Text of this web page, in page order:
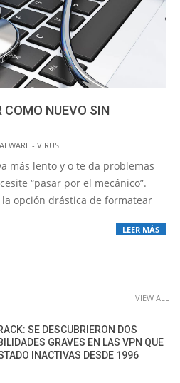
COMO NUEVO SIN
- VIRUS
más lento y o te da problemas
“pasar por el mecánico”.
opción drástica de formatear
LEER MÁS
VIEW ALL
SE DESCUBRIERON DOS
GRAVES EN LAS VPN QUE
INACTIVAS DESDE 1996